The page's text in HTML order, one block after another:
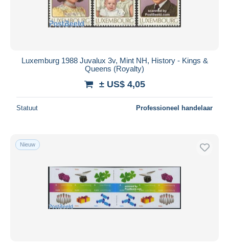
Luxemburg 1988 Juvalux 3v, Mint NH, History - Kings &
Queens (Royalty)
± US$ 4,05
Statuut Professioneel handelaar
Nieuw